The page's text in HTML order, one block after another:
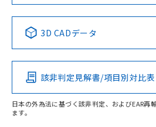
Pb Hg
O
No No
この製品の規
その他の認証はこちらのペ
3D CADデータ
該非判定見解書/項目別対比表
日本の外為法に基づく該非判定、およびEAR再
ます。